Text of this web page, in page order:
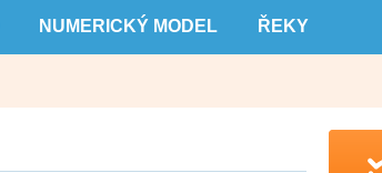
NUMERICKÝ MODEL ŘEKY